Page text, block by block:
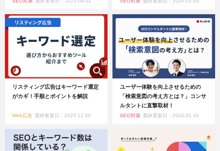
リスティング広告はキーワード選定
がカギ！手順とポイントを解説
Web広告 最終更新日：2025.12.09
ユーザー体験を向上させるための
「検索意図の考え方とは？」コンサ
ルタントに直撃取材！
SEO対策 最終更新日：2024.01.16